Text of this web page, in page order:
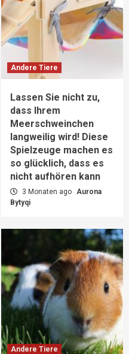
Andere Tiere
Lassen Sie nicht zu,
dass Ihrem
Meerschweinchen
langweilig wird! Diese
Spielzeuge machen es
so glücklich, dass es
nicht aufhören kann
3 Monaten ago Aurona
Bytyqi
Andere Tiere